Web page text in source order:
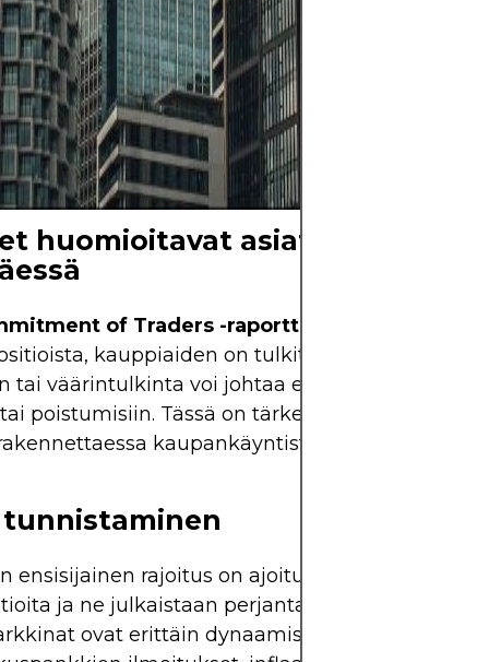
huomioitavat asiat COT-
of Traders -raportti
kauppiaiden on tulkittava sitä varoen.
tai väärintulkinta voi johtaa ennenaikaisiin
poistumisiin. Tässä on tärkeitä seikkoja, jotka
kaupankäyntistrategioita COT-
tunnistaminen
ensisijainen rajoitus on ajoitus. Koska tiedot
ja ne julkaistaan ​​perjantaina, niissä on
ovat erittäin dynaamiset; näiden kolmen